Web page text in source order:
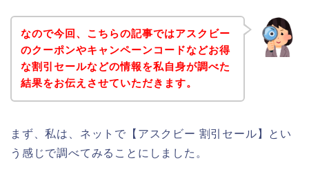
なので今回、こちらの記事ではアスクビー
のクーポンやキャンペーンコードなどお得
な割引セールなどの情報を私自身が調べた
結果をお伝えさせていただきます。
まず、私は、ネットで【アスクビー 割引セール】とい
う感じで調べてみることにしました。